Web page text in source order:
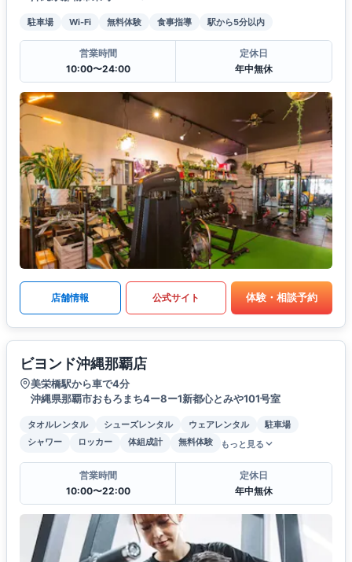
駐車場 Wi-Fi 無料体験 食事指導 駅から5分以内
営業時間
10:00〜24:00
定休日
年中無休
店舗情報 公式サイト 体験・相談予約
ビヨンド沖縄那覇店
美栄橋駅から車で4分
沖縄県那覇市おもろまち4ー8ー1新都心とみや101号室
タオルレンタル シューズレンタル ウェアレンタル
駐車場
シャワー
ロッカー 体組成計 無料体験 もっと見る
営業時間
10:00〜22:00
定休日
年中無休